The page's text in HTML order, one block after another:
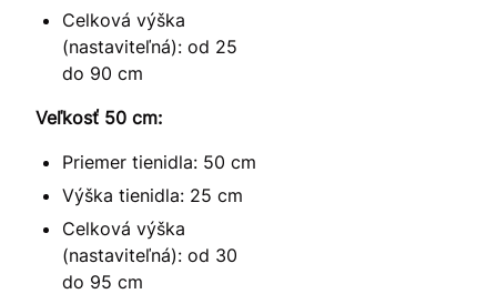
Celková výška
(nastaviteľná): od 25
do 90 cm
Veľkosť 50 cm:
Priemer tienidla: 50 cm
Výška tienidla: 25 cm
Celková výška
(nastaviteľná): od 30
do 95 cm